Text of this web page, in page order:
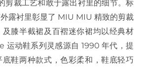
剪裁工艺和敢于露出衬里的细节。标
露衬里彰显了 MIU MIU 精致的剪裁
膝半截裙及百褶迷你裙均以经典材
运动鞋系列灵感源自 1990 年代，提
鞋两种款式，色彩柔和，鞋底轻巧